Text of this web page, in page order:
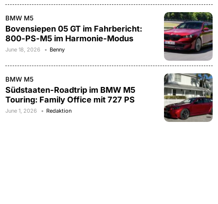
BMW M5
Bovensiepen 05 GT im Fahrbericht:
800-PS-M5 im Harmonie-Modus
June 18, 2026 Benny
BMW M5
Südstaaten-Roadtrip im BMW M5
Touring: Family Office mit 727 PS
June 1, 2026 Redaktion